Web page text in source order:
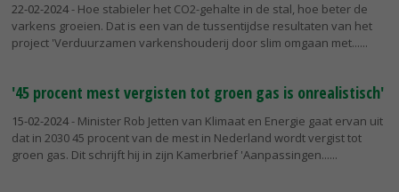
22-02-2024- Hoe stabieler het CO2-gehalte in de stal, hoe beter de
varkens groeien. Dat is een van de tussentijdse resultaten van het
project 'Verduurzamen varkenshouderij door slim omgaan met...
'45 procent mest vergisten tot groen gas is onrealistisch'
15-02-2024- Minister Rob Jetten van Klimaat en Energie gaat ervan uit
dat in 2030 45 procent van de mest in Nederland wordt vergist tot
groen gas. Dit schrijft hij in zijn Kamerbrief 'Aanpassingen...